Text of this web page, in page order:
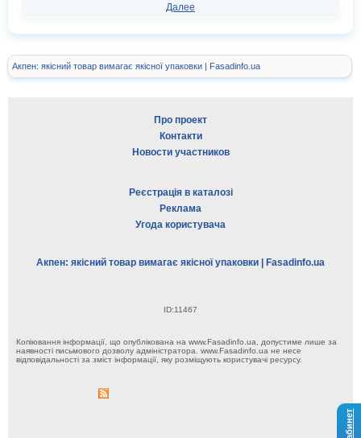
Далее
Акпен: якісний товар вимагає якісної упаковки | Fasadinfo.ua
Про проект
Контакти
Новости участников
Реєстрація в каталозі
Реклама
Угода користувача
Акпен: якісний товар вимагає якісної упаковки | Fasadinfo.ua
ID:11467
Копіювання інформації, що опублікована на www.Fasadinfo.ua, допустиме лише за
наявності письмового дозволу адміністратора. www.Fasadinfo.ua не несе
відповідальності за зміст інформації, яку розміщують користувачі ресурсу.